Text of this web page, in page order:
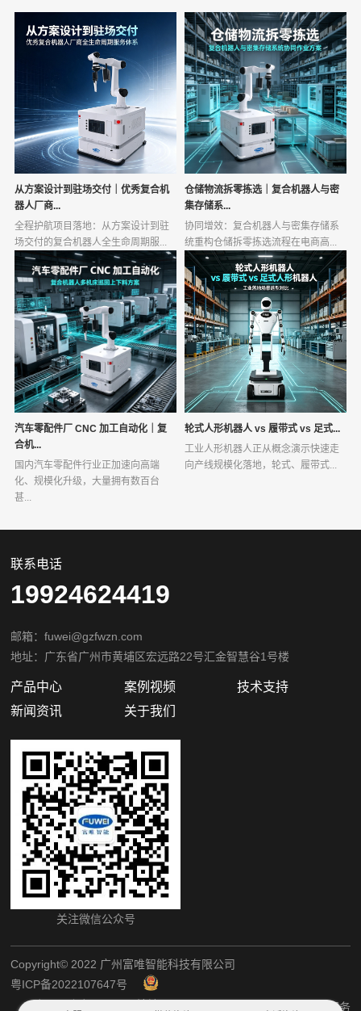
从方案设计到驻场交付｜优秀复合机
器人厂商...
全程护航项目落地：从方案设计到驻
场交付的复合机器人全生命周期服...
仓储物流拆零拣选｜复合机器人与密
集存储系...
协同增效：复合机器人与密集存储系
统重构仓储拆零拣选流程在电商高...
汽车零配件厂 CNC 加工自动化｜复
合机...
国内汽车零配件行业正加速向高端
化、规模化升级，大量拥有数百台
甚...
轮式人形机器人 vs 履带式 vs 足式...
工业人形机器人正从概念演示快速走
向产线规模化落地，轮式、履带式...
联系电话
19924624419
邮箱：fuwei@gzfwzn.com
地址：广东省广州市黄埔区宏远路22号汇金智慧谷1号楼
产品中心 案例视频
技术支持
新闻资讯
关于我们
关注微信公众号
Copyright©️ 2022 广州富唯智能科技有限公司
粤ICP备2022107647号
犀牛云提供企业云服务